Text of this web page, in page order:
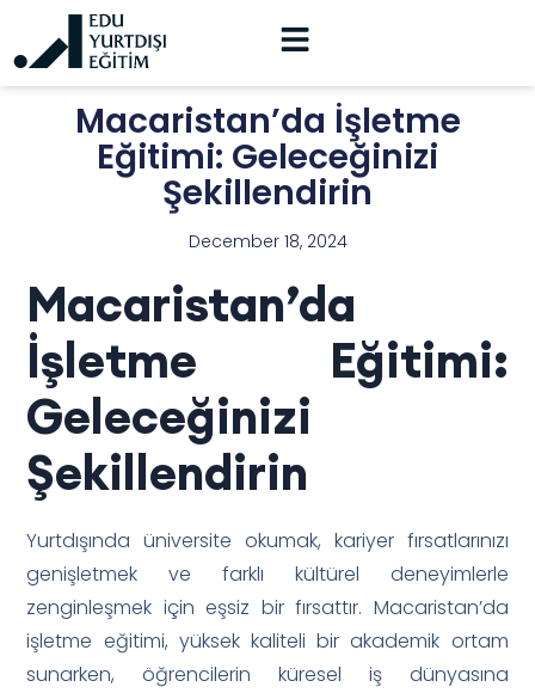
Macaristan’da İşletme
Eğitimi: Geleceğinizi
Şekillendirin
December 18, 2024
Macaristan’da
İşletme Eğitimi:
Geleceğinizi
Şekillendirin
Yurtdışında üniversite okumak, kariyer fırsatlarınızı
genişletmek ve farklı kültürel deneyimlerle
zenginleşmek için eşsiz bir fırsattır. Macaristan’da
işletme eğitimi, yüksek kaliteli bir akademik ortam
sunarken, öğrencilerin küresel iş dünyasına